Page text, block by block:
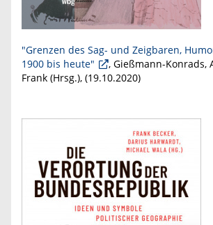
"Grenzen des Sag- und Zeigbaren,
1900 bis heute"
, Gießmann-Konrads,
Frank (Hrsg.), (19.10.2020)